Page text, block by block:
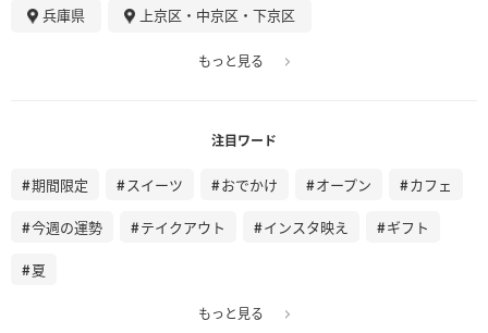
兵庫県 上京区・中京区・下京区
もっと見る
注目ワード
期間限定 スイーツ おでかけ オープン カフェ
今週の運勢 テイクアウト インスタ映え ギフト
夏
もっと見る